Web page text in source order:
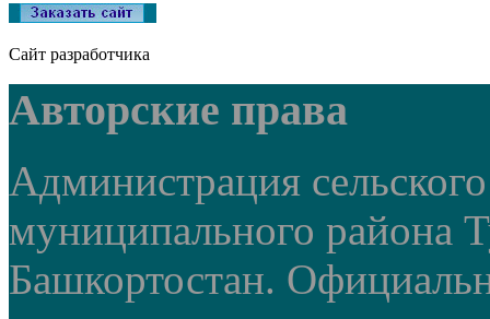
Сайт разработчика
Авторские права
Администрация
муниципального района
Башкортостан.